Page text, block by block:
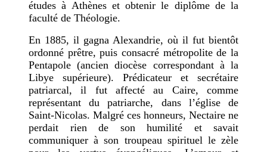
études à Athènes et obtenir le diplôme de la
faculté de Théologie.
En 1885, il gagna Alexandrie, où il fut bientôt
ordonné prêtre, puis consacré métropolite de la
Pentapole (ancien diocèse correspondant à la
Libye supérieure). Prédicateur et secrétaire
patriarcal, il fut affecté au Caire, comme
représentant du patriarche, dans l’église de
Saint-Nicolas. Malgré ces honneurs, Nectaire ne
perdait rien de son humilité et savait
communiquer à son troupeau spirituel le zèle